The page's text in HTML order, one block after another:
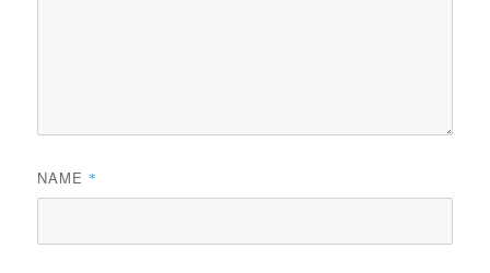
NAME *